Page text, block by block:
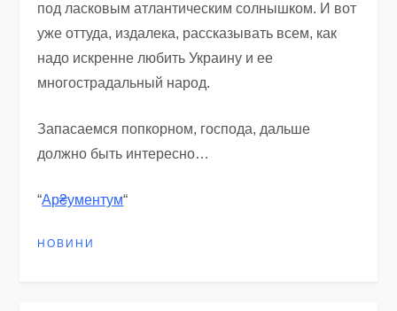
под ласковым атлантическим солнышком. И вот
уже оттуда, издалека, рассказывать всем, как
надо искренне любить Украину и ее
многострадальный народ.
Запасаемся попкорном, господа, дальше
должно быть интересно…
“Ар₴ументум“
НОВИНИ